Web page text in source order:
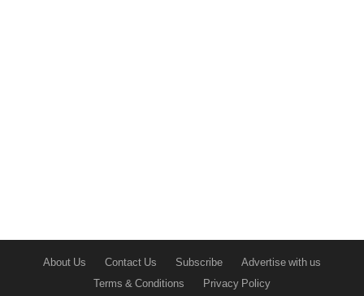
About Us Contact Us Subscribe
Advertise with us
Terms & Conditions
Privacy Policy